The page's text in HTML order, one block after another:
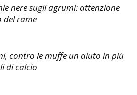
nere sugli agrumi: attenzione
del rame
contro le muffe un aiuto in più
di calcio